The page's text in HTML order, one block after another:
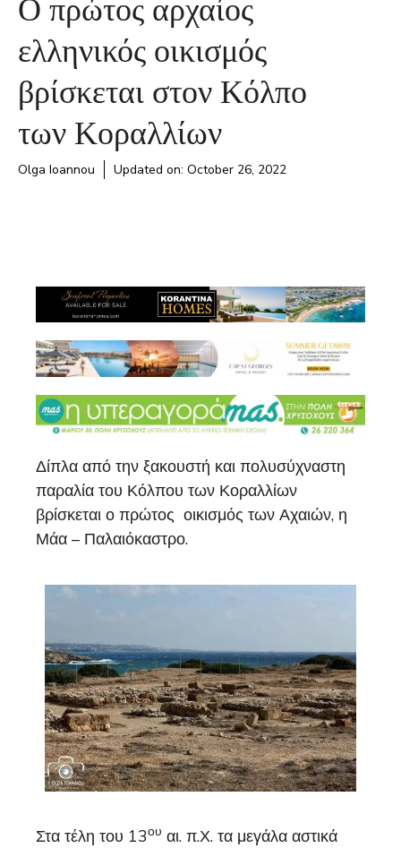
ελληνικός οικισμός
βρίσκεται στον Κόλπο
των Κοραλλίων
Olga Ioannou Updated on: October 26, 2022
Δίπλα από την ξακουστή και πολυσύχναστη
παραλία του Κόλπου των Κοραλλίων
βρίσκεται ο πρώτος οικισμός των Αχαιών, η
Μάα – Παλαιόκαστρο.
Στα τέλη του 13ου αι. π.Χ. τα μεγάλα αστικά